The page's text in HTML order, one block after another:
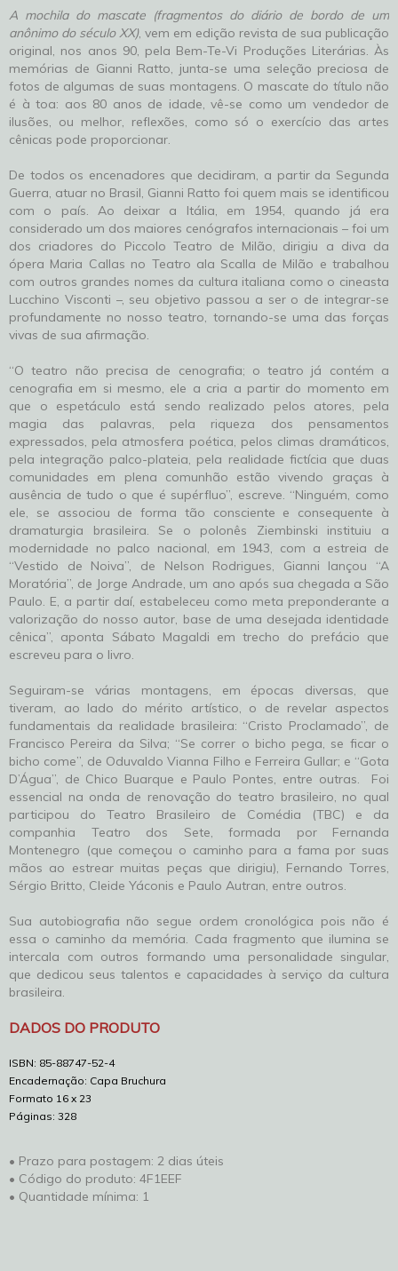
A mochila do mascate (fragmentos do diário de bordo de um
anônimo do século XX), vem em edição revista de sua publicação
original, nos anos 90, pela Bem-Te-Vi Produções Literárias. Às
memórias de Gianni Ratto, junta-se uma seleção preciosa de
fotos de algumas de suas montagens. O mascate do título não
é à toa: aos 80 anos de idade, vê-se como um vendedor de
ilusões, ou melhor, reflexões, como só o exercício das artes
cênicas pode proporcionar.
De todos os encenadores que decidiram, a partir da Segunda
Guerra, atuar no Brasil, Gianni Ratto foi quem mais se identificou
com o país. Ao deixar a Itália, em 1954, quando já era
considerado um dos maiores cenógrafos internacionais – foi um
dos criadores do Piccolo Teatro de Milão, dirigiu a diva da
ópera Maria Callas no Teatro ala Scalla de Milão e trabalhou
com outros grandes nomes da cultura italiana como o cineasta
Lucchino Visconti –, seu objetivo passou a ser o de integrar-se
profundamente no nosso teatro, tornando-se uma das forças
vivas de sua afirmação.
“O teatro não precisa de cenografia; o teatro já contém a
cenografia em si mesmo, ele a cria a partir do momento em
que o espetáculo está sendo realizado pelos atores, pela
magia das palavras, pela riqueza dos pensamentos
expressados, pela atmosfera poética, pelos climas dramáticos,
pela integração palco-plateia, pela realidade fictícia que duas
comunidades em plena comunhão estão vivendo graças à
ausência de tudo o que é supérfluo”, escreve. “Ninguém, como
ele, se associou de forma tão consciente e consequente à
dramaturgia brasileira. Se o polonês Ziembinski instituiu a
modernidade no palco nacional, em 1943, com a estreia de
“Vestido de Noiva”, de Nelson Rodrigues, Gianni lançou “A
Moratória”, de Jorge Andrade, um ano após sua chegada a São
Paulo. E, a partir daí, estabeleceu como meta preponderante a
valorização do nosso autor, base de uma desejada identidade
cênica”, aponta Sábato Magaldi em trecho do prefácio que
escreveu para o livro.
Seguiram-se várias montagens, em épocas diversas, que
tiveram, ao lado do mérito artístico, o de revelar aspectos
fundamentais da realidade brasileira: “Cristo Proclamado”, de
Francisco Pereira da Silva; “Se correr o bicho pega, se ficar o
bicho come”, de Oduvaldo Vianna Filho e Ferreira Gullar; e “Gota
D’Água”, de Chico Buarque e Paulo Pontes, entre outras. Foi
essencial na onda de renovação do teatro brasileiro, no qual
participou do Teatro Brasileiro de Comédia (TBC) e da
companhia Teatro dos Sete, formada por Fernanda
Montenegro (que começou o caminho para a fama por suas
mãos ao estrear muitas peças que dirigiu), Fernando Torres,
Sérgio Britto, Cleide Yáconis e Paulo Autran, entre outros.
Sua autobiografia não segue ordem cronológica pois não é
essa o caminho da memória. Cada fragmento que ilumina se
intercala com outros formando uma personalidade singular,
que dedicou seus talentos e capacidades à serviço da cultura
brasileira.
DADOS DO PRODUTO
ISBN: 85-88747-52-4
Encadernação: Capa Bruchura
Formato 16 x 23
Páginas: 328
• Prazo para postagem: 2 dias úteis
• Código do produto: 4F1EEF
• Quantidade mínima: 1